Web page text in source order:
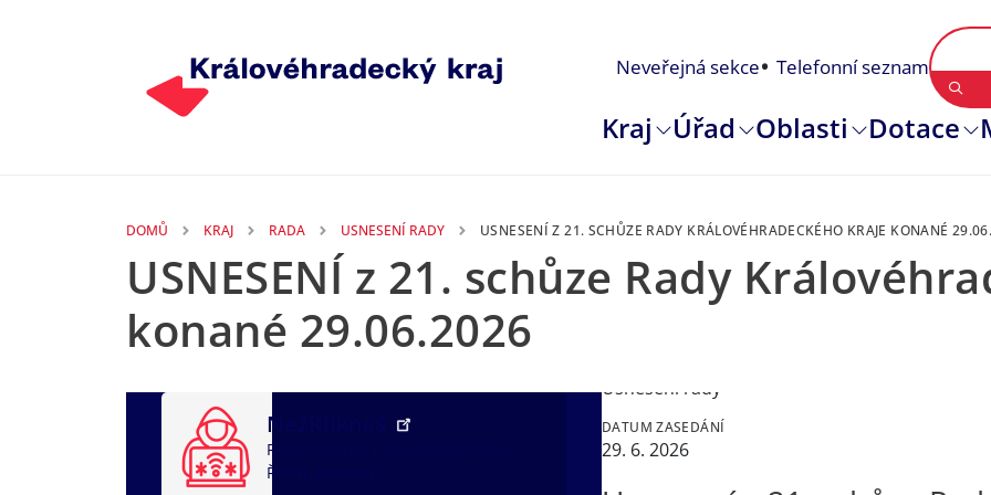
Neveřejná sekce Telefonní seznam
Kraj Úřad Oblasti Dotace
DOMŮ KRAJ RADA USNESENÍ RADY USNESENÍ Z 21. SCHŮZE RADY KRÁLOVÉHRADECKÉHO KRAJE KONANÉ
USNESENÍ z 21. schůze Rady
konané 29.06.2026
NežKlikneš
Rychlá pomoc
Řeším problém
Usnesení rady
DATUM ZASEDÁNÍ
29. 6. 2026